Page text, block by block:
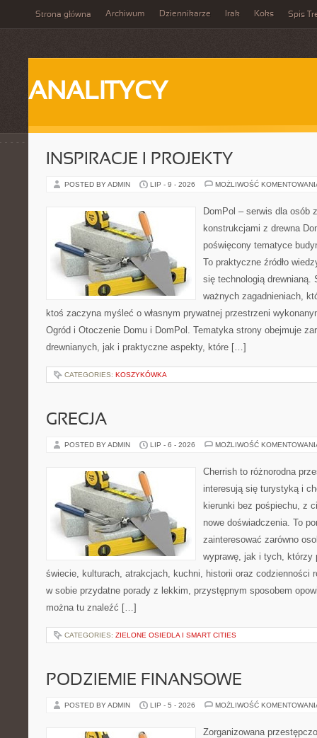
Strona główna Archiwum Dziennikarze Irak Koks Spis
ANALITYCY
INSPIRACJE I PROJEKTY
POSTED BY ADMIN LIP - 9 - 2026 MOŻLIWOŚĆ
DomPol – serwis dla osób
konstrukcjami z drewna
poświęcony tematyce
To praktyczne źródło
się technologią drewnianą.
ważnych zagadnieniach,
ktoś zaczyna myśleć o własnym prywatnej przestrzeni
Ogród i Otoczenie Domu i DomPol. Tematyka strony obejmuje
drewnianych, jak i praktyczne aspekty, które […]
CATEGORIES: KOSZYKÓWKA
GRECJA
POSTED BY ADMIN LIP - 6 - 2026 MOŻLIWOŚĆ
Cherrish to różnorodna
interesują się turystyką i
kierunki bez pośpiechu, z
nowe doświadczenia. To
zainteresować zarówno
wyprawę, jak i tych, którzy
świecie, kulturach, atrakcjach, kuchni, historii oraz codzienności
w sobie przydatne porady z lekkim, przystępnym sposobem
można tu znaleźć […]
CATEGORIES: ZIELONE OSIEDLA I SMART CITIES
PODZIEMIE FINANSOWE
POSTED BY ADMIN LIP - 5 - 2026 MOŻLIWOŚĆ
Zorganizowana